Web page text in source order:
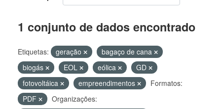
1 conjunto de dados encontrado
Etiquetas: geração
bagaço de cana
biogás
EOL eólica
GD
fotovoltáica
empreendimentos
Formatos:
PDF
Organizações: